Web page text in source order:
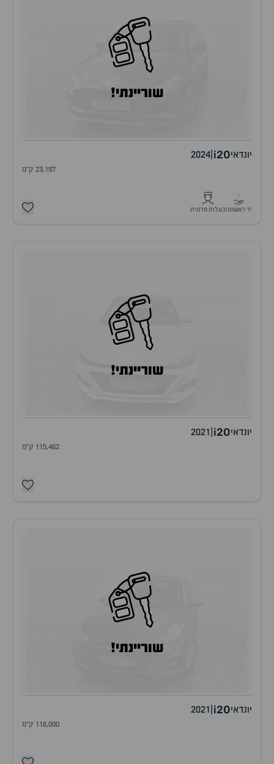
שוריינתי!
יונדאיi20
2024
23,197 ק"מ
1
יד ראשונהבעלות פרטית
שוריינתי!
יונדאיi20
2021
115,462 ק"מ
שוריינתי!
יונדאיi20
2021
118,000 ק"מ